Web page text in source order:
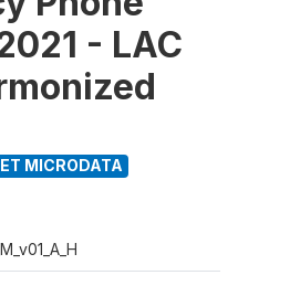
- LAC
MICRODATA